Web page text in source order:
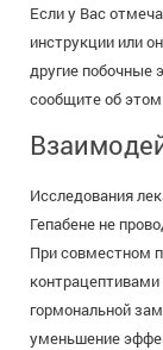
Если у Вас
инструкции или
другие побочные
сообщите об этом
Исследования
Гепабене не
При совместном
гормональной
уменьшение